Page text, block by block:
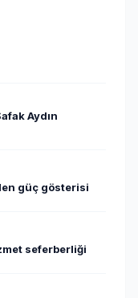
Aydın
güç gösterisi
seferberliği